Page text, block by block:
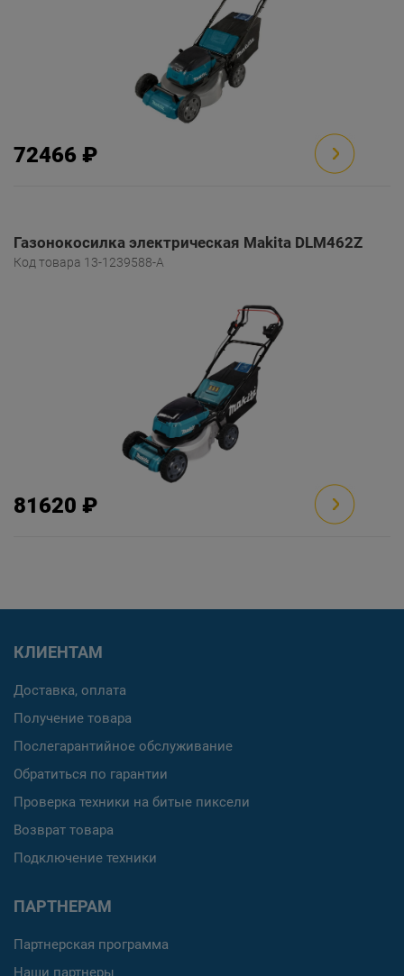
72466 ₽
Газонокосилка электрическая Makita DLM462Z
Код товара 13-1239588-A
81620 ₽
КЛИЕНТАМ
Доставка, оплата
Получение товара
Послегарантийное обслуживание
Обратиться по гарантии
Проверка техники на битые пиксели
Возврат товара
Подключение техники
ПАРТНЕРАМ
Партнерская программа
Наши партнеры